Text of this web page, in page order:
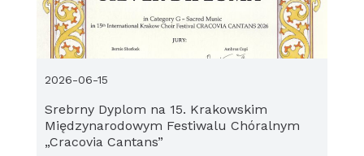
Srebrny Dyplom na 15. Krakowskim
Międzynarodowym Festiwalu Chóralnym
„Cracovia Cantans”
2026-06-15